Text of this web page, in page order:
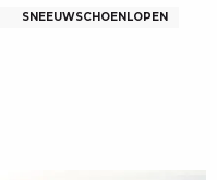
SNEEUWSCHOENLOPEN